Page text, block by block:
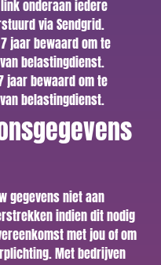
onderaan iedere
via Sendgrid.
jaar bewaard om te
belastingdienst.
jaar bewaard om te
belastingdienst.
gegevens niet aan
indien dit nodig
met jou of om
Met bedrijven